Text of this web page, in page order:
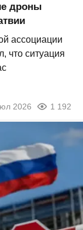
дроны
ассоциации
что ситуация
2026 1 192